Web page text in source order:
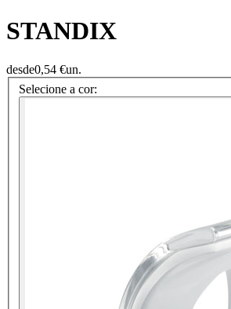
STANDIX
desde0,54 €un.
Selecione a cor: